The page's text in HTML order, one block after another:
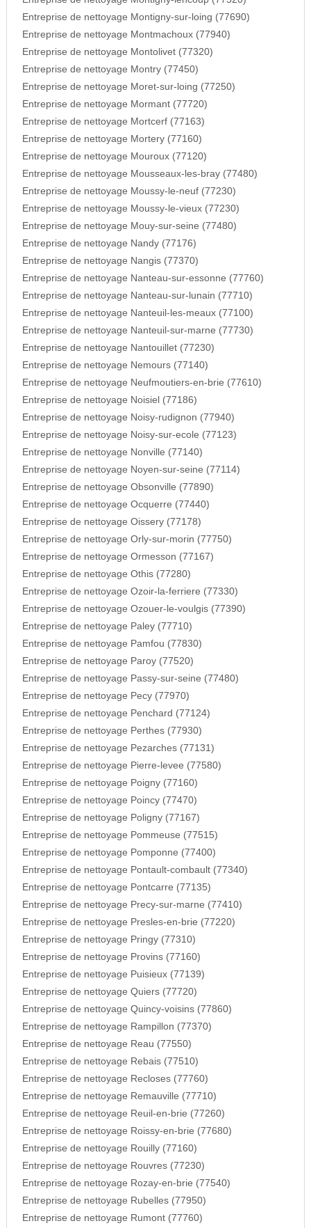
Entreprise de nettoyage Montigny-sur-loing (77690)
Entreprise de nettoyage Montmachoux (77940)
Entreprise de nettoyage Montolivet (77320)
Entreprise de nettoyage Montry (77450)
Entreprise de nettoyage Moret-sur-loing (77250)
Entreprise de nettoyage Mormant (77720)
Entreprise de nettoyage Mortcerf (77163)
Entreprise de nettoyage Mortery (77160)
Entreprise de nettoyage Mouroux (77120)
Entreprise de nettoyage Mousseaux-les-bray (77480)
Entreprise de nettoyage Moussy-le-neuf (77230)
Entreprise de nettoyage Moussy-le-vieux (77230)
Entreprise de nettoyage Mouy-sur-seine (77480)
Entreprise de nettoyage Nandy (77176)
Entreprise de nettoyage Nangis (77370)
Entreprise de nettoyage Nanteau-sur-essonne (77760)
Entreprise de nettoyage Nanteau-sur-lunain (77710)
Entreprise de nettoyage Nanteuil-les-meaux (77100)
Entreprise de nettoyage Nanteuil-sur-marne (77730)
Entreprise de nettoyage Nantouillet (77230)
Entreprise de nettoyage Nemours (77140)
Entreprise de nettoyage Neufmoutiers-en-brie (77610)
Entreprise de nettoyage Noisiel (77186)
Entreprise de nettoyage Noisy-rudignon (77940)
Entreprise de nettoyage Noisy-sur-ecole (77123)
Entreprise de nettoyage Nonville (77140)
Entreprise de nettoyage Noyen-sur-seine (77114)
Entreprise de nettoyage Obsonville (77890)
Entreprise de nettoyage Ocquerre (77440)
Entreprise de nettoyage Oissery (77178)
Entreprise de nettoyage Orly-sur-morin (77750)
Entreprise de nettoyage Ormesson (77167)
Entreprise de nettoyage Othis (77280)
Entreprise de nettoyage Ozoir-la-ferriere (77330)
Entreprise de nettoyage Ozouer-le-voulgis (77390)
Entreprise de nettoyage Paley (77710)
Entreprise de nettoyage Pamfou (77830)
Entreprise de nettoyage Paroy (77520)
Entreprise de nettoyage Passy-sur-seine (77480)
Entreprise de nettoyage Pecy (77970)
Entreprise de nettoyage Penchard (77124)
Entreprise de nettoyage Perthes (77930)
Entreprise de nettoyage Pezarches (77131)
Entreprise de nettoyage Pierre-levee (77580)
Entreprise de nettoyage Poigny (77160)
Entreprise de nettoyage Poincy (77470)
Entreprise de nettoyage Poligny (77167)
Entreprise de nettoyage Pommeuse (77515)
Entreprise de nettoyage Pomponne (77400)
Entreprise de nettoyage Pontault-combault (77340)
Entreprise de nettoyage Pontcarre (77135)
Entreprise de nettoyage Precy-sur-marne (77410)
Entreprise de nettoyage Presles-en-brie (77220)
Entreprise de nettoyage Pringy (77310)
Entreprise de nettoyage Provins (77160)
Entreprise de nettoyage Puisieux (77139)
Entreprise de nettoyage Quiers (77720)
Entreprise de nettoyage Quincy-voisins (77860)
Entreprise de nettoyage Rampillon (77370)
Entreprise de nettoyage Reau (77550)
Entreprise de nettoyage Rebais (77510)
Entreprise de nettoyage Recloses (77760)
Entreprise de nettoyage Remauville (77710)
Entreprise de nettoyage Reuil-en-brie (77260)
Entreprise de nettoyage Roissy-en-brie (77680)
Entreprise de nettoyage Rouilly (77160)
Entreprise de nettoyage Rouvres (77230)
Entreprise de nettoyage Rozay-en-brie (77540)
Entreprise de nettoyage Rubelles (77950)
Entreprise de nettoyage Rumont (77760)